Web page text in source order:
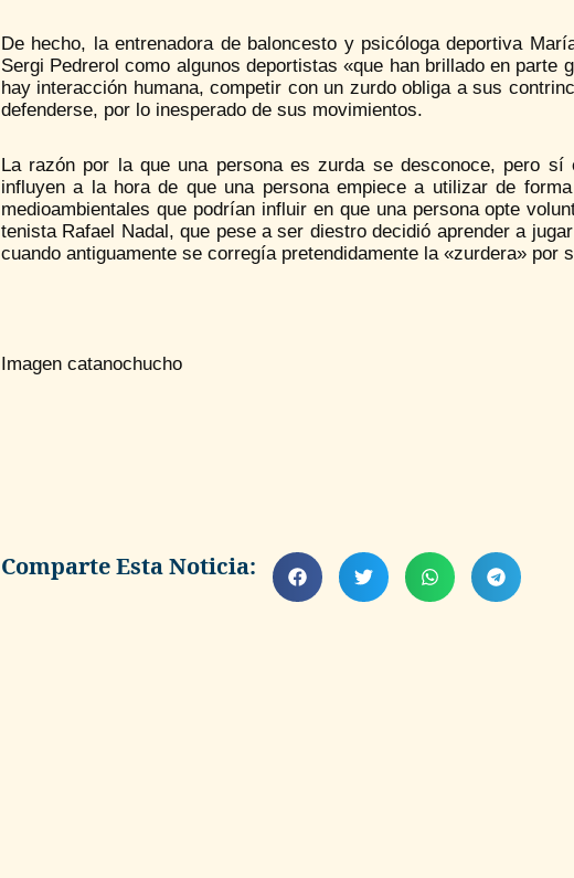
De hecho, la entrenadora de baloncesto y psicóloga deportiva
Sergi Pedrerol como algunos deportistas «que han brillado en
hay interacción humana, competir con un zurdo obliga a sus
defenderse, por lo inesperado de sus movimientos.
La razón por la que una persona es zurda se desconoce, pero
influyen a la hora de que una persona empiece a utilizar de
medioambientales que podrían influir en que una persona opte
tenista Rafael Nadal, que pese a ser diestro decidió aprender a
cuando antiguamente se corregía pretendidamente la «zurdera» por
Imagen catanochucho
Comparte Esta Noticia: